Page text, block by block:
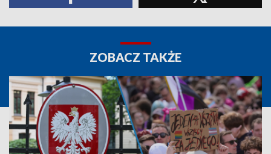
ZOBACZ TAKŻE